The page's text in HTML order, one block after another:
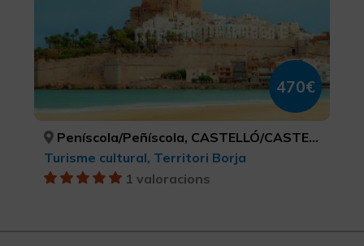
470€
Peníscola/Peñíscola, CASTELLÓ/CASTELLÓN
Turisme cultural, Territori Borja
1 valoracions